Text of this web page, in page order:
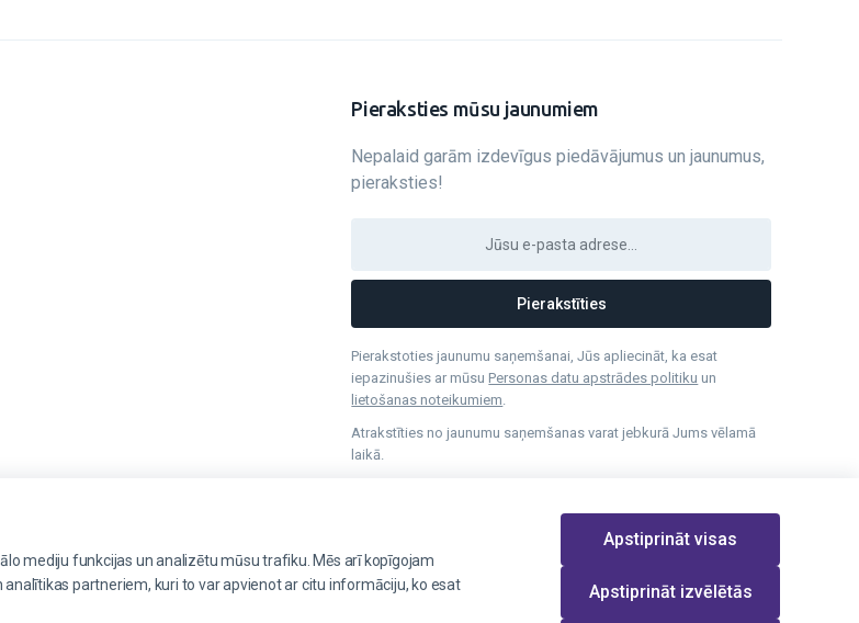
mediju funkcijas un analizētu mūsu trafiku. Mēs arī kopīgojam
partneriem, kuri to var apvienot ar citu informāciju, ko esat
Apstiprināt visas
Apstiprināt izvēlētās
Pieraksties mūsu jaunumiem
Nepalaid garām izdevīgus piedāvājumus un jaunumus,
pieraksties!
Pierakstīties
Pierakstoties jaunumu saņemšanai, Jūs apliecināt, ka esat
iepazinušies ar mūsu Personas datu apstrādes politiku un
lietošanas noteikumiem.
Atrakstīties no jaunumu saņemšanas varat jebkurā Jums vēlamā
laikā.